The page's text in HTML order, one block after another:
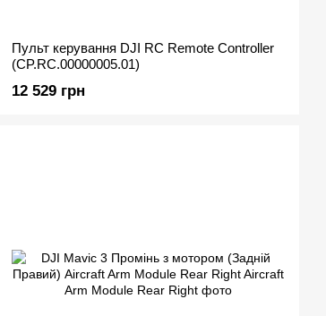
Пульт керування DJI RC Remote Controller
(CP.RC.00000005.01)
12 529 грн